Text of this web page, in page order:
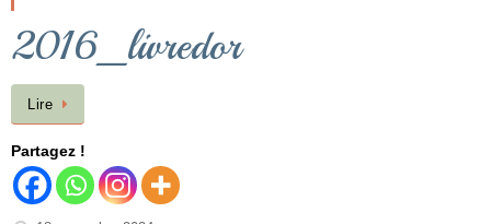
2016_livredor
Lire
Partagez !